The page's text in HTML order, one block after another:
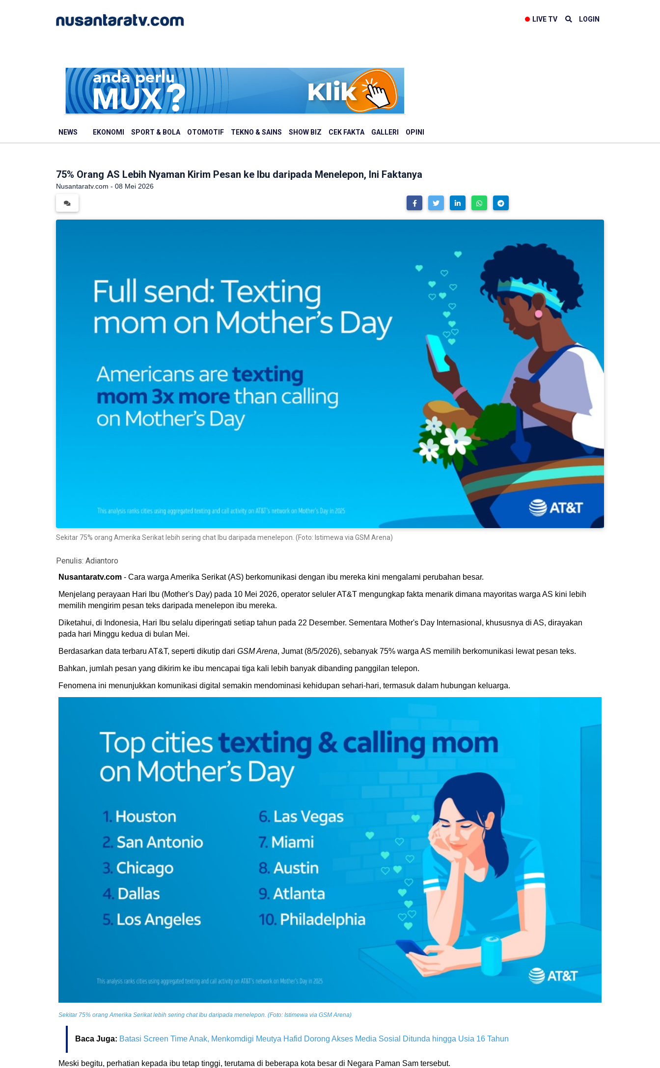
LIVE TV LOGIN
NEWS EKONOMI SPORT & BOLA OTOMOTIF TEKNO & SAINS SHOW BIZ CEK FAKTA GALLERI OPINI
75% Orang AS Lebih Nyaman Kirim Pesan ke Ibu daripada Menelepon, Ini Faktanya
Nusantaratv.com - 08 Mei 2026
Sekitar 75% orang Amerika Serikat lebih sering chat Ibu daripada menelepon. (Foto: Istimewa via GSM Arena)
Penulis: Adiantoro
Nusantaratv.com - Cara warga Amerika Serikat (AS) berkomunikasi dengan ibu mereka kini mengalami perubahan besar.
Menjelang perayaan Hari Ibu (Mother's Day) pada 10 Mei 2026, operator seluler AT&T mengungkap fakta menarik dimana mayoritas warga AS kini lebih
memilih mengirim pesan teks daripada menelepon ibu mereka.
Diketahui, di Indonesia, Hari Ibu selalu diperingati setiap tahun pada 22 Desember. Sementara Mother's Day Internasional, khususnya di AS, dirayakan
pada hari Minggu kedua di bulan Mei.
Berdasarkan data terbaru AT&T, seperti dikutip dari GSM Arena, Jumat (8/5/2026), sebanyak 75% warga AS memilih berkomunikasi lewat pesan teks.
Bahkan, jumlah pesan yang dikirim ke ibu mencapai tiga kali lebih banyak dibanding panggilan telepon.
Fenomena ini menunjukkan komunikasi digital semakin mendominasi kehidupan sehari-hari, termasuk dalam hubungan keluarga.
Sekitar 75% orang Amerika Serikat lebih sering chat Ibu daripada menelepon. (Foto: Istimewa via GSM Arena)
Baca Juga: Batasi Screen Time Anak, Menkomdigi Meutya Hafid Dorong Akses Media Sosial Ditunda hingga Usia 16 Tahun
Meski begitu, perhatian kepada ibu tetap tinggi, terutama di beberapa kota besar di Negara Paman Sam tersebut.